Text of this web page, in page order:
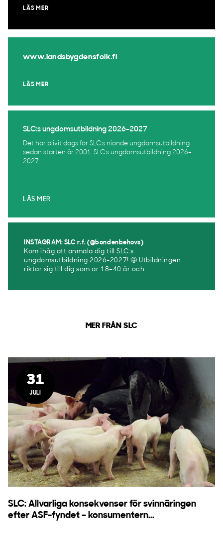
LÄS MER
www.landsbygdensfolk.fi
LÄS MER
SLC:s ungdomsutbildning 2026–2027
Det har blivit dags för SLC:s nionde ungdomsutbildning
sedan starten år 2001. SLC:s ungdomsutbildning 2026–
2027...
LÄS MER
INSTAGRAM: SLC r.f. (@bondenbehovs)
Kom ihåg att anmäla dig till SLC:s
ungdomsutbildning 2026-2027! 🤩 Utbildningen
riktar sig till dig som är 18–40 år och ...
MER FRÅN SLC
31
JULI
SLC: Allvarliga konsekvenser för svinnäringen
efter ASF-fyndet – konsumentern...